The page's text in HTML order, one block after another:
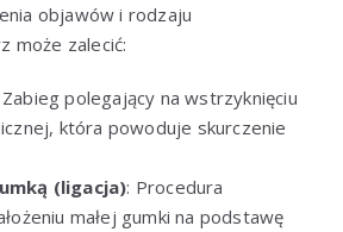
objawów i rodzaju
może zalecić:
Zabieg polegający na wstrzyknięciu
która powoduje skurczenie
(ligacja): Procedura
małej gumki na podstawę